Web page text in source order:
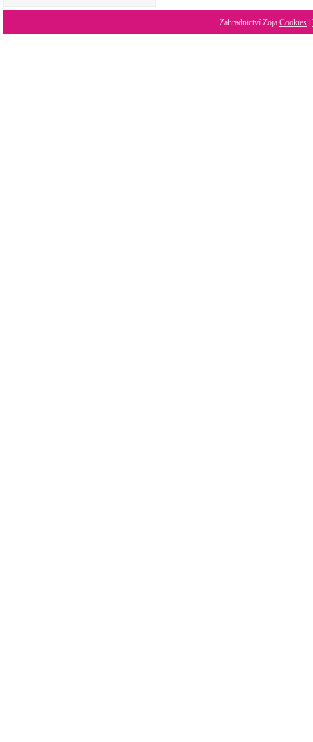
Zahradnictví Zoja Cookies